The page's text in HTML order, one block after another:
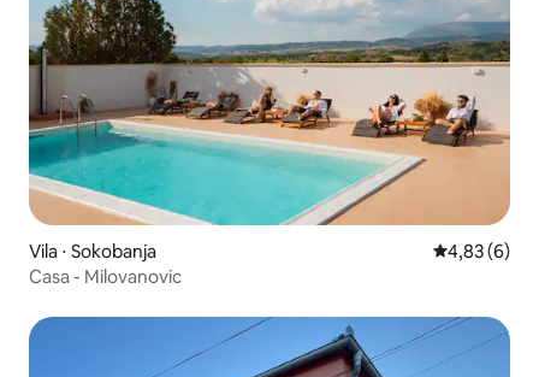
Vila ⋅ Sokobanja 4,83 de uma
4,83 (6)
Casa - Milovanovic